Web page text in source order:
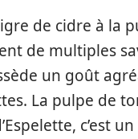
de cidre à la
de multiples
un goût
La pulpe de
c’est